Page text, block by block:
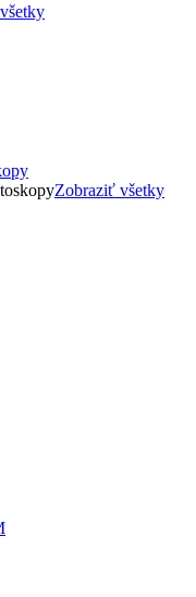
Zobraziť všetky